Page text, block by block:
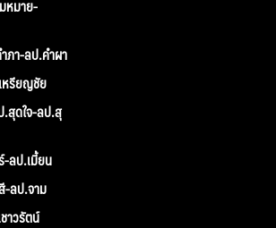
หมาย-
ภา-ลป.คำผา
รียญชัย
สุดใจ-ลป.สุ
ลป.เมี้ยน
-ลป.จาม
าวรัตน์